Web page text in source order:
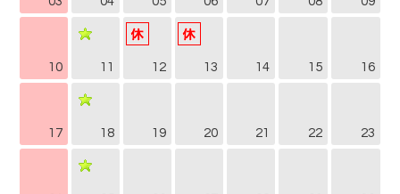
10 11 12 13 14 15 16
17 18 19 20 21 22 23